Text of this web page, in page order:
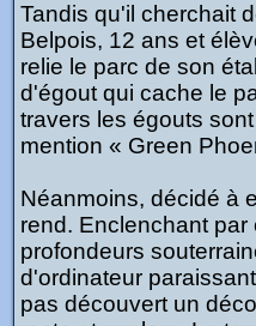
Tandis qu'il cherchait
Belpois, 12 ans et
relie le parc de son
d'égout qui cache le
travers les égouts
mention « Green
Néanmoins, décidé à
rend. Enclenchant
profondeurs
d'ordinateur
pas découvert un